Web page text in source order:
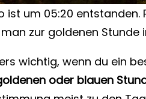
ist um 05:20
zur goldenen
wichtig, wenn du ein
oder blauen